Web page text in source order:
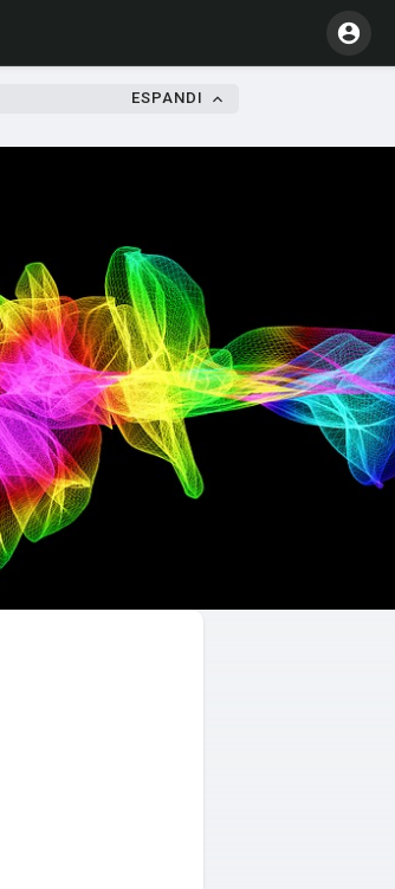
ESPANDI